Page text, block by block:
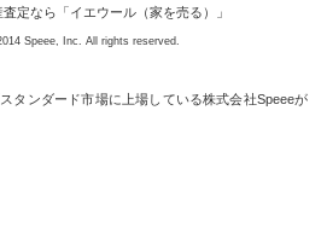
定なら「イエウール（家を売る）」
Speee, Inc. All rights reserved.
タンダード市場に上場している株式会社Speeeが